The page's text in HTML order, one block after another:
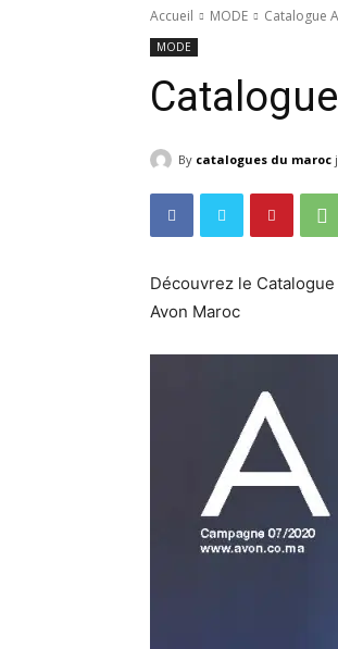
Accueil MODE Catalogue
MODE
By catalogues du maroc
Découvrez le Catalogue
Avon Maroc